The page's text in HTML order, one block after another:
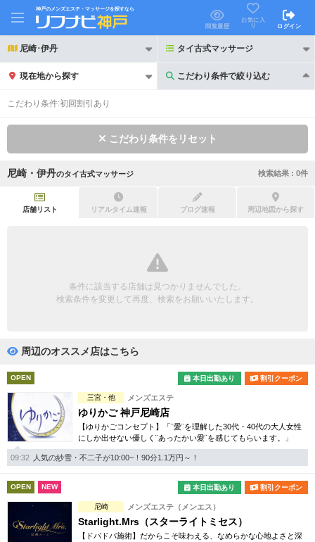
神戸のメンズエステ・マッサージを探すなら
閲覧履歴
お気に入
り
ログイン
尼崎･伊丹 タイ古式マッサージ
現在地から探す こだわり条件で絞り込む
こだわり条件で絞り込む
初回割引あり リピーター割引あり
団体様歓迎
ペアルームあり
フットバスあり 岩盤浴あり
専用駐車場あり
日本人スタッフのみ 女性スタッフのみ
スタッフ指名可 Ｗセラピスト
駅から徒歩5分以内
こだわり条件を変更
こだわり条件:初回割引あり
こだわり条件をリセット
尼崎・伊丹のタイ古式マッサージ 検索結果 : 0件
店舗リスト リアルタイム速報 ブログ速報 周辺地図から探す
条件に該当する店舗は見つかりませんでした。
検索条件を変更して再度、検索をお願いいたします。
周辺のオススメ店はこちら
OPEN 本日出勤あり 割引クーポン
三宮・他 メンズエステ
ゆりかご 神戸尼崎店
【ゆりかごコンセプト】「¨愛¨を理解した30代・40代の大人女性
にしか出せない優しく¨あったかい愛¨を感じてもらいます。」
09:32 人気の紗雪・不二子が10:00~！90分1.1万円～！
OPEN NEW 本日出勤あり 割引クーポン
尼崎 メンズエステ（メンエス）
Starlight.Mrs（スターライトミセス）
【ドバドバ施術】だからこそ味わえる、なめらかな心地よさと深